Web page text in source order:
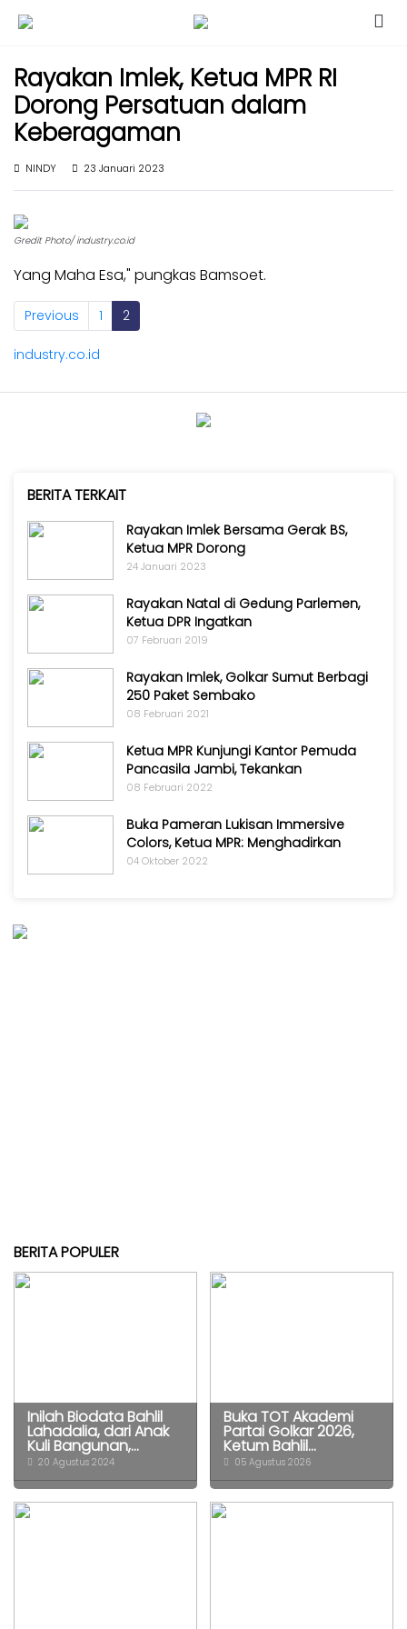
Nasional
Kabar
Daerah
Kabar
Parlemen
Kabar
Karya
Sayap
TV
Kabar
Kader
Kabar
Kabar
UKM
Kabar
Nasional
Kabar
Daerah
Parlemen
Karya
Kekaryaan
Kabar
Sayap
Golkar
Kagol
Kabar
Kabar
Kabar
UKM
DPP
Pojok
KABAR
KADER
Rayakan Imlek, Ketua MPR RI
Dorong Persatuan dalam
Keberagaman
NINDY 23 Januari 2023
Gredit Photo/ industry.co.id
Yang Maha Esa," pungkas Bamsoet.
Previous 1 2
industry.co.id
BERITA TERKAIT
Rayakan Imlek Bersama Gerak BS,
Ketua MPR Dorong
24 Januari 2023
Rayakan Natal di Gedung Parlemen,
Ketua DPR Ingatkan
07 Februari 2019
Rayakan Imlek, Golkar Sumut Berbagi
250 Paket Sembako
08 Februari 2021
Ketua MPR Kunjungi Kantor Pemuda
Pancasila Jambi, Tekankan
08 Februari 2022
Buka Pameran Lukisan Immersive
Colors, Ketua MPR: Menghadirkan
04 Oktober 2022
BERITA POPULER
Inilah Biodata Bahlil
Lahadalia, dari Anak
Kuli Bangunan,...
20 Agustus 2024
Buka TOT Akademi
Partai Golkar 2026,
Ketum Bahlil...
05 Agustus 2026